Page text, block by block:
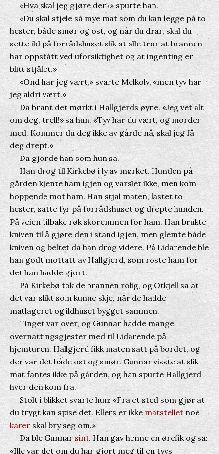
«Hva skal jeg gjøre der?» spurte han.
«Du skal stjele så mye mat som du kan legge på to
hester, både smør og ost, og når du drar, skal du
sette ild på forrådshuset slik at alle tror at brannen
har oppstått ved uforsiktighet og at ingenting er
blitt stjålet.»
«Ond har jeg vært,» svarte Melkolv, «men tyv har
jeg aldri vært.»
Da brant det mørkt i Hallgjerds øyne. «Jeg vet alt
om deg, trell!» sa hun. «Tyv har du vært, og morder
med. Kommer du deg ikke av gårde nå, skal jeg få
deg drept.»
Da gjorde han som hun sa.
Han drog til Kirkebø i ly av mørket. Hunden på
gården kjente ham igjen og varslet ikke, men kom
hoppende mot ham. Han stjal maten, lastet to
hester, satte fyr på forrådshuset og drepte hunden.
På veien tilbake røk skoremmen for ham. Han brukte
kniven til å gjøre den i stand igjen, men glemte både
kniven og beltet da han drog videre. På Lidarende ble
han godt mottatt av Hallgjerd, som roste ham for
det han hadde gjort.
På Kirkebø tok de brannen rolig, og Otkjell sa at
det var slikt som kunne skje, når de hadde
matlageret og ildhuset bygget sammen.
Tinget var over, og Gunnar hadde mange
overnattingsgjester med til Lidarende på
hjemturen. Hallgjerd fikk maten satt på bordet, og
der var det både ost og smør. Gunnar visste at slik
mat fantes ikke på gården, og han spurte Hallgjerd
hvor den kom fra.
Stolt i blikket svarte hun: «Fra et sted som gjør at
du trygt kan spise det. Ellers er ikke matstellet noe
karer skal bry seg om.»
Da ble Gunnarsint. Han gav henne en ørefik og sa:
«Ille var det om du har gjort meg til en tyvs